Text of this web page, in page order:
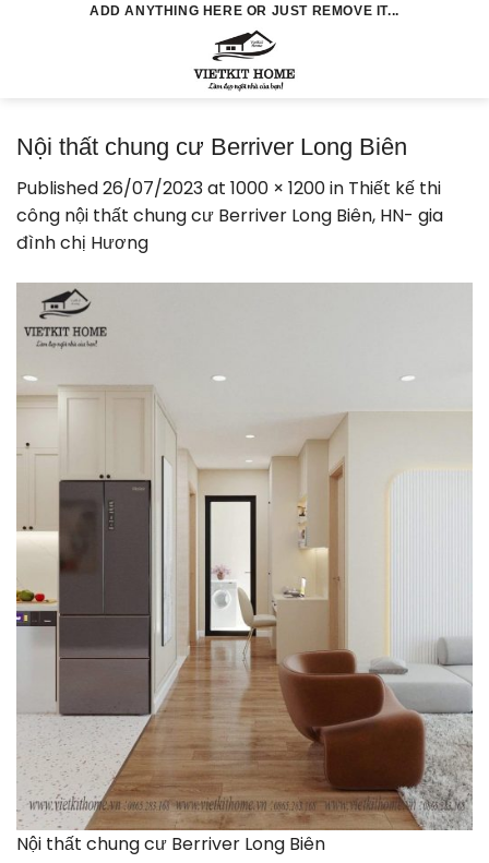
ADD ANYTHING HERE OR JUST REMOVE IT...
Nội thất chung cư Berriver Long Biên
Published26/07/2023at 1000 × 1200in Thiết kế thi
công nội thất chung cư Berriver Long Biên, HN- gia
đình chị Hương
Nội thất chung cư Berriver Long Biên